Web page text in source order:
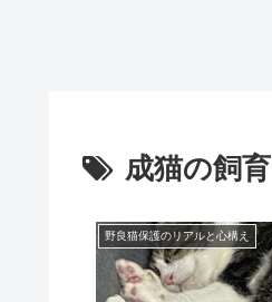
成猫の飼育
野良猫保護のリアルと心構え